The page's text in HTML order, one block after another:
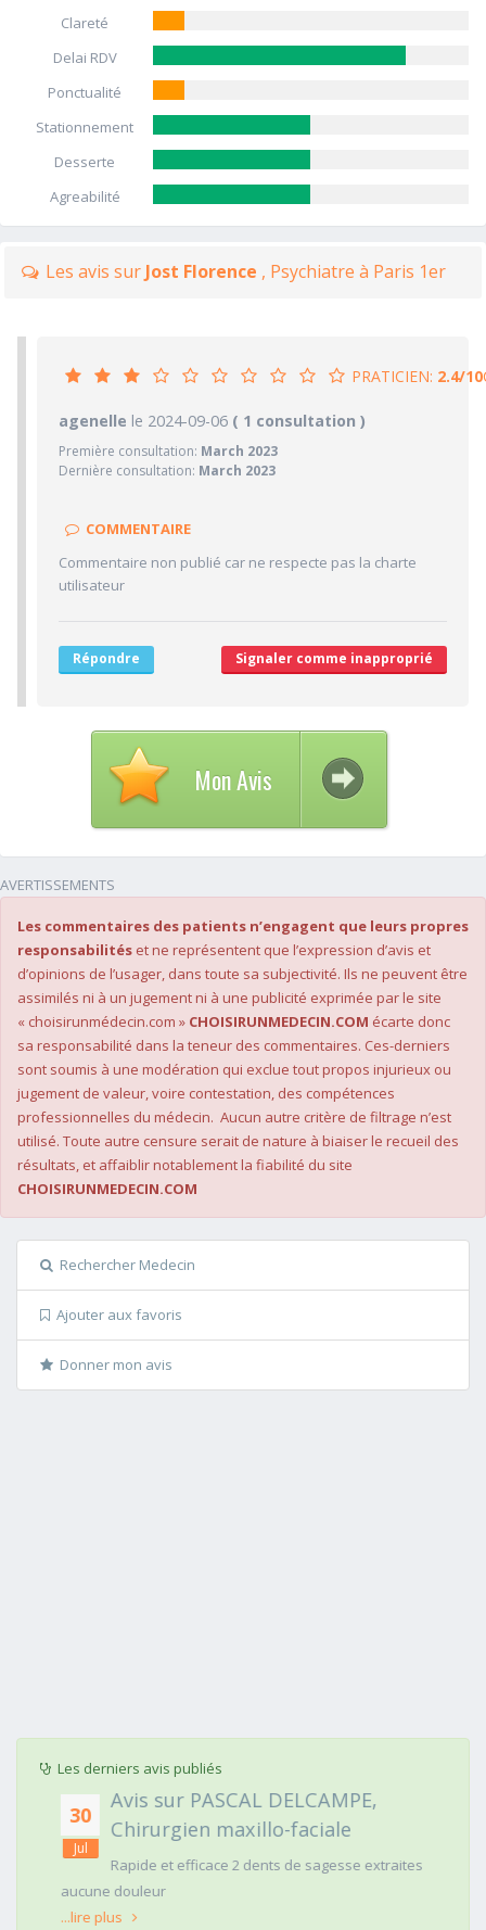
Clareté
Delai RDV
Ponctualité
Stationnement
Desserte
Agreabilité
Les avis sur Jost Florence , Psychiatre à Paris 1er
PRATICIEN: 2.4/10
PRATICIEN2.4/10
1/10 Confiance accordée
1/10 Clarté des informations médicales délivrées
1/10 Ponctualité/Temps en salle d'attente/Retard
5/10 Desserte par les transports en commun
agenelle le 2024-09-06 ( 1 consultation )
Première consultation: March 2023
Dernière consultation: March 2023
COMMENTAIRE
Commentaire non publié car ne respecte pas la charte
utilisateur
Répondre Signaler comme inapproprié
Mon Avis
AVERTISSEMENTS
Les commentaires des patients n’engagent que leurs propres
responsabilités et ne représentent que l’expression d’avis et
d’opinions de l’usager, dans toute sa subjectivité. Ils ne peuvent être
assimilés ni à un jugement ni à une publicité exprimée par le site
« choisirunmédecin.com » CHOISIRUNMEDECIN.COM écarte donc
sa responsabilité dans la teneur des commentaires. Ces-derniers
sont soumis à une modération qui exclue tout propos injurieux ou
jugement de valeur, voire contestation, des compétences
professionnelles du médecin. Aucun autre critère de filtrage n’est
utilisé. Toute autre censure serait de nature à biaiser le recueil des
résultats, et affaiblir notablement la fiabilité du site
CHOISIRUNMEDECIN.COM
Rechercher Medecin
Ajouter aux favoris
Donner mon avis
Les derniers avis publiés
30
Jul
Avis sur PASCAL DELCAMPE,
Chirurgien maxillo-faciale
Rapide et efficace 2 dents de sagesse extraites
aucune douleur
...lire plus